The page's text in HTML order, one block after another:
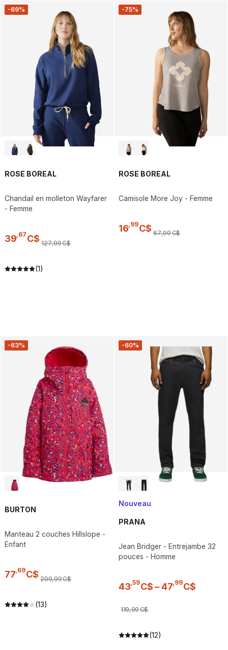
-69%
ROSE BOREAL
Chandail en molleton Wayfarer
- Femme
39 67 C$ 127,99C$
(1)
-75%
ROSE BOREAL
Camisole More Joy - Femme
16 99C$ 67,99C$
-63%
BURTON
Manteau 2 couches Hillslope -
Enfant
77,69C$ 209,99C$
(13)
-60%
Nouveau
PRANA
Jean Bridger - Entrejambe 32
pouces - Homme
43,59C$ –47,99C$
119,99C$
(12)